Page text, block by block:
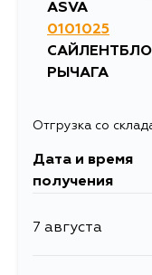
29 августа
ASVA
0101025
РЫЧАГА
Отгрузка со
Дата и время
получения
7 августа